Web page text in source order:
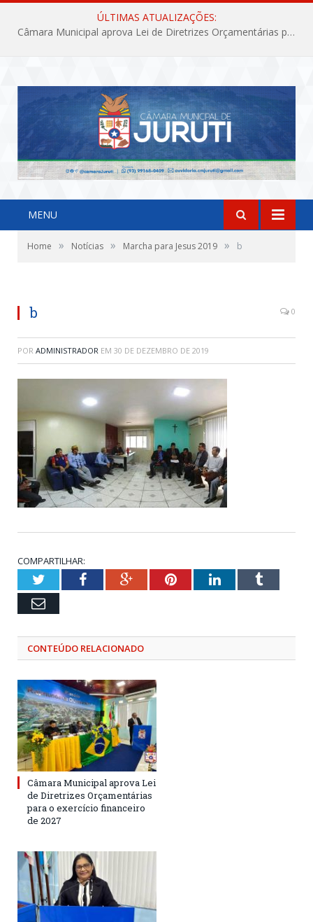
ÚLTIMAS ATUALIZAÇÕES:
Câmara Municipal aprova Lei de Diretrizes Orçamentárias para o exercício financeiro de 2027
MENU
Home » Notícias » Marcha para Jesus 2019 » b
b 0
POR ADMINISTRADOR EM 30 DE DEZEMBRO DE 2019
COMPARTILHAR:
TwitterFacebookGoogle+PinterestLinkedInTumblr
Email
CONTEÚDO RELACIONADO
Câmara Municipal aprova Lei
de Diretrizes Orçamentárias
para o exercício financeiro
de 2027